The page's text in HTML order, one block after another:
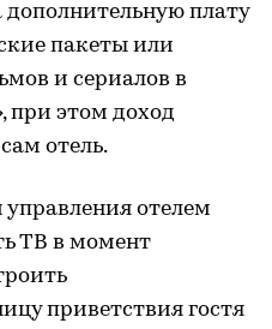
дополнительную плату
пакеты или
и сериалов в
при этом доход
отель.
отелем
ТВ в момент
приветствия гостя